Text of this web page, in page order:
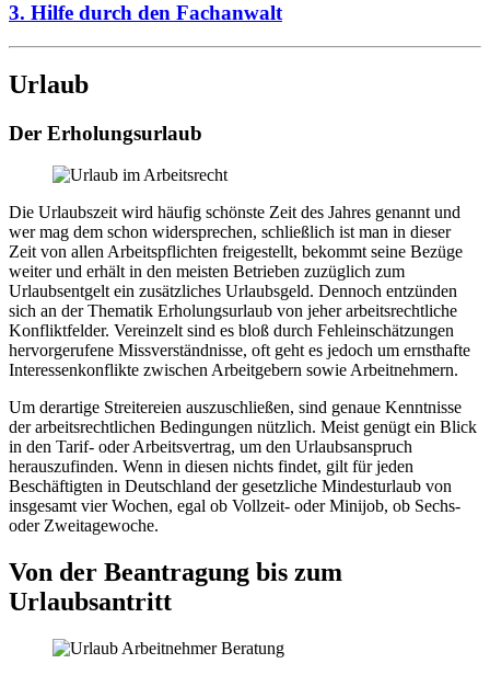
3. Hilfe durch den Fachanwalt
Urlaub
Der Erholungsurlaub
Die Urlaubszeit wird häufig schönste Zeit des Jahres genannt und
wer mag dem schon widersprechen, schließlich ist man in dieser
Zeit von allen Arbeitspflichten freigestellt, bekommt seine Bezüge
weiter und erhält in den meisten Betrieben zuzüglich zum
Urlaubsentgelt ein zusätzliches Urlaubsgeld. Dennoch entzünden
sich an der Thematik Erholungsurlaub von jeher arbeitsrechtliche
Konfliktfelder. Vereinzelt sind es bloß durch Fehleinschätzungen
hervorgerufene Missverständnisse, oft geht es jedoch um ernsthafte
Interessenkonflikte zwischen Arbeitgebern sowie Arbeitnehmern.
Um derartige Streitereien auszuschließen, sind genaue Kenntnisse
der arbeitsrechtlichen Bedingungen nützlich. Meist genügt ein Blick
in den Tarif- oder Arbeitsvertrag, um den Urlaubsanspruch
herauszufinden. Wenn in diesen nichts findet, gilt für jeden
Beschäftigten in Deutschland der gesetzliche Mindesturlaub von
insgesamt vier Wochen, egal ob Vollzeit- oder Minijob, ob Sechs-
oder Zweitagewoche.
Von der Beantragung bis zum
Urlaubsantritt